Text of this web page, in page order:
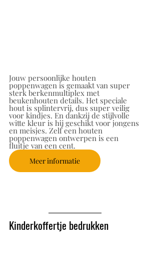
Jouw persoonlijke houten
poppenwagen is gemaakt van super
sterk berkenmultiplex met
beukenhouten details. Het speciale
hout is splintervrij, dus super veilig
voor kindjes. En dankzij de stijlvolle
witte kleur is hij geschikt voor jongens
en meisjes. Zelf een houten
poppenwagen ontwerpen is een
fluitje van een cent.
Meer informatie
Kinderkoffertje bedrukken